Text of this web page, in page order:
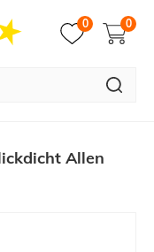
0 0
Allen